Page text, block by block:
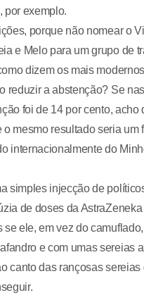
por exemplo.
porque não nomear o
e Melo para um grupo de
dizem os mais
reduzir a abstenção? Se
foi de 14 por cento, acho
mesmo resultado seria um
internacionalmente do
simples injecção de
de doses da AstraZeneka
se ele, em vez do camuflado,
e com umas sereias
canto das rançosas sereias